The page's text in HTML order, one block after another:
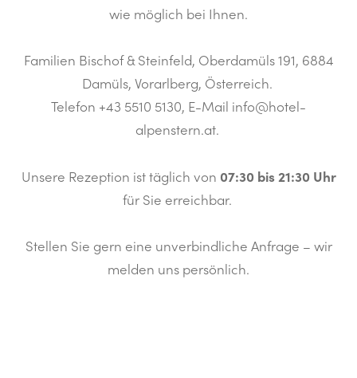
wie möglich bei Ihnen.
Familien Bischof & Steinfeld, Oberdamüls 191, 6884
Damüls, Vorarlberg, Österreich.
Telefon +43 5510 5130, E-Mail info@hotel-
alpenstern.at.
Unsere Rezeption ist täglich von 07:30 bis 21:30 Uhr
für Sie erreichbar.
Stellen Sie gern eine unverbindliche Anfrage – wir
melden uns persönlich.